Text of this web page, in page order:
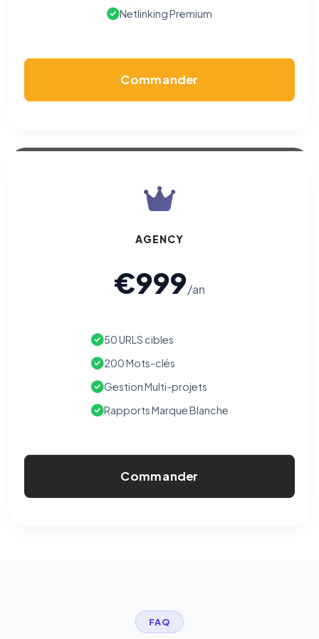
Netlinking Premium
Commander
AGENCY
€999/an
50 URLS cibles
200 Mots-clés
Gestion Multi-projets
Rapports Marque Blanche
Commander
FAQ